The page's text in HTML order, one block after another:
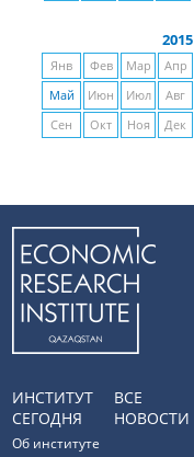
2015
Янв Фев Мар
Апр
Май
Июн Июл
Авг
Сен
Окт Ноя Дек
ИНСТИТУТ
СЕГОДНЯ
Об институте
ВСЕ
НОВОСТИ